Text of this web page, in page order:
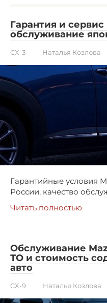
Гарантия и сервис
обслуживание
CX-3 Наталья Козлова
Гарантийные условия
России, качество
Читать полностью
Обслуживание
ТО и стоимость
авто
CX-9 Наталья Козлова